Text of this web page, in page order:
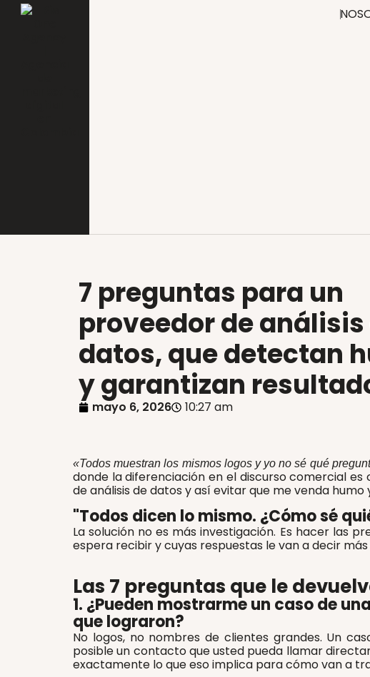
7 preguntas para un
proveedor de análisis
datos, que detectan
y garantizan
mayo 6, 2026 10:27 am
«Todos muestran los mismos logos y yo no sé qué
donde la diferenciación en el discurso comercial
de análisis de datos y así evitar que me venda
"Todos dicen lo mismo. ¿Cómo sé
La solución no es más investigación. Es hacer las
espera recibir y cuyas respuestas le van a decir
Las 7 preguntas que le
1. ¿Pueden mostrarme un caso de
que lograron?
No logos, no nombres de clientes grandes. Un
posible un contacto que usted pueda llamar
exactamente lo que eso implica para cómo van a